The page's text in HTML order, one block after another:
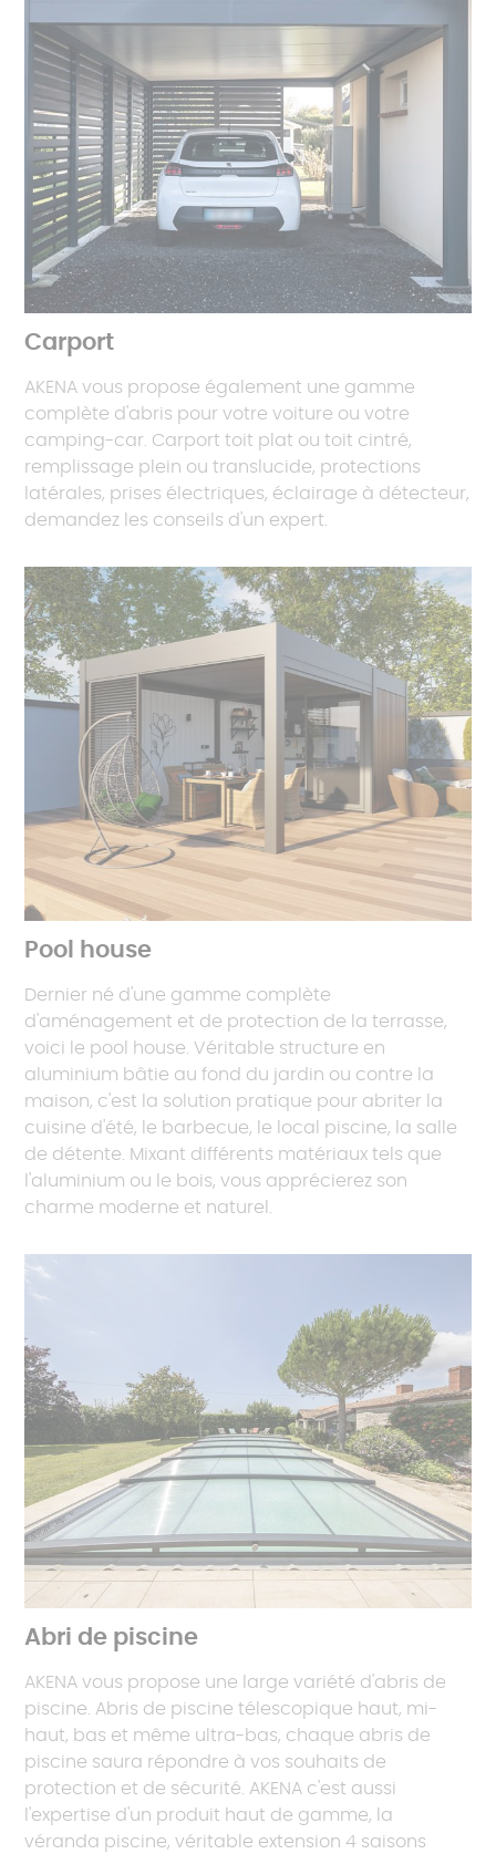
Carport
AKENA vous propose également une gamme
complète d'abris pour votre voiture ou votre
camping-car. Carport toit plat ou toit cintré,
remplissage plein ou translucide, protections
latérales, prises électriques, éclairage à détecteur,
demandez les conseils d'un expert.
Pool house
Dernier né d'une gamme complète
d'aménagement et de protection de la terrasse,
voici le pool house. Véritable structure en
aluminium bâtie au fond du jardin ou contre la
maison, c'est la solution pratique pour abriter la
cuisine d'été, le barbecue, le local piscine, la salle
de détente. Mixant différents matériaux tels que
l'aluminium ou le bois, vous apprécierez son
charme moderne et naturel.
Abri de piscine
AKENA vous propose une large variété d'abris de
piscine. Abris de piscine télescopique haut, mi-
haut, bas et même ultra-bas, chaque abris de
piscine saura répondre à vos souhaits de
protection et de sécurité. AKENA c'est aussi
l'expertise d'un produit haut de gamme, la
véranda piscine, véritable extension 4 saisons